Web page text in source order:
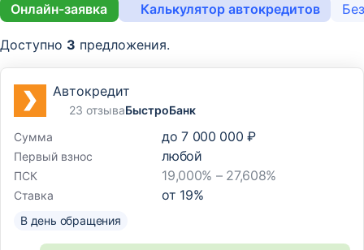
Онлайн-заявка Калькулятор автокредитов
Доступно 3 предложения.
Автокредит
23 отзываБыстроБанк
Сумма
до 7 000 000 ₽
Первый взнос любой
ПСК 19,000% – 27,608%
Ставка от 19%
В день обращения